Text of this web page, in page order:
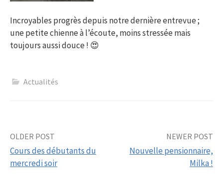
Incroyables progrès depuis notre dernière entrevue ;
une petite chienne à l’écoute, moins stressée mais
toujours aussi douce ! 😍
Actualités
Post
navigation
OLDER POST
Cours des débutants du
mercredi soir
NEWER POST
Nouvelle pensionnaire,
Milka !